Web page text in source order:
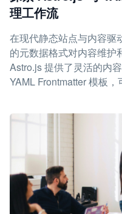
理工作流
在现代静态站点与内容驱
的元数据格式对内容维护
Astro.js 提供了灵活的内
YAML Frontmatter 模板